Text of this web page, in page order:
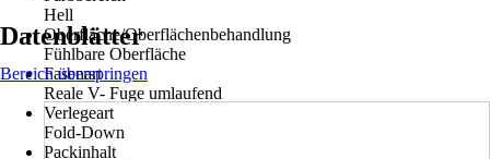
Hell
Oberfläche/Oberflächenbehandlung
Fühlbare Oberfläche
Fasenart
Reale V- Fuge umlaufend
Verlegeart
Fold-Down
Packinhalt
Datenblätter
Bereich überspringen